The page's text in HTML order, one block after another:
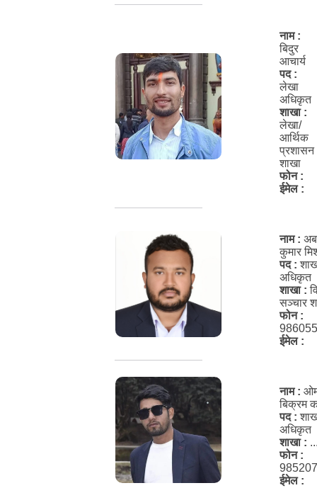
नाम :
बिदुर
आचार्य
पद :
लेखा
अधिकृत
शाखा :
लेखा/
आर्थिक
प्रशासन
शाखा
फोन :
ईमेल :
नाम :
कुमार
पद :
अधिकृत
शाखा :
सञ्चार
फोन :
ईमेल :
नाम :
बिक्रम
पद :
अधिकृत
शाखा :
फोन :
ईमेल :